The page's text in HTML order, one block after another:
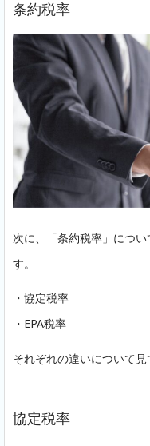
条約税率
次に、「条約税率」につ
す。
・協定税率
・EPA税率
それぞれの違いについて見
協定税率